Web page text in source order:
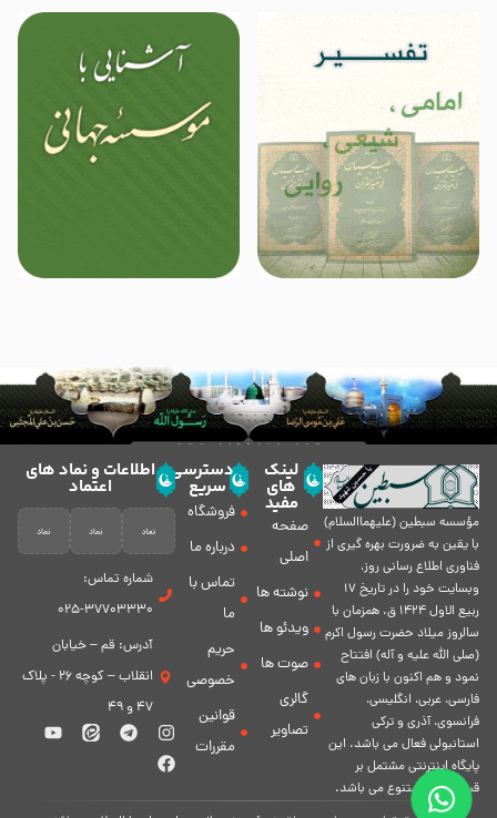
مؤسسه سبطين (عليهماالسلام)
با يقين به ضرورت بهره گیرى از
فناورى اطلاع رسانى روز،
وبسایت خود را در تاريخ 17
ربيع الاول 1424 ق. همزمان با
سالروز ميلاد حضرت رسول اكرم
(صلی الله علیه و آله) افتتاح
نمود و هم اكنون با زبان های
فارسی، عربى، انگلیسی،
فرانسوی، آذری و ترکی
استانبولی فعال مى باشد. اين
پايگاه اينترنتى مشتمل بر
قسمت هاى متنوع مى باشد.
لینک
های
مفید
صفحه
اصلی
نوشته ها
ویدئو ها
صوت ها
گالری
تصاویر
دسترسی
سریع
فروشگاه
درباره ما
تماس با
ما
حریم
خصوصی
قوانین
مقررات
اطلاعات و نماد های
اعتماد
شماره تماس:
37703330-025
آدرس: قم – خیابان
انقلاب – کوچه 26 - پلاک
47 و 49